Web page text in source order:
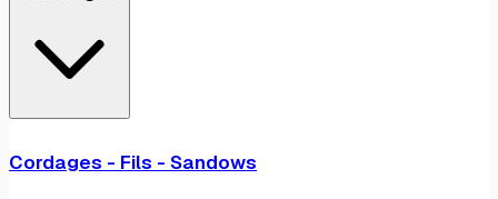
Cordages - Fils - Sandows